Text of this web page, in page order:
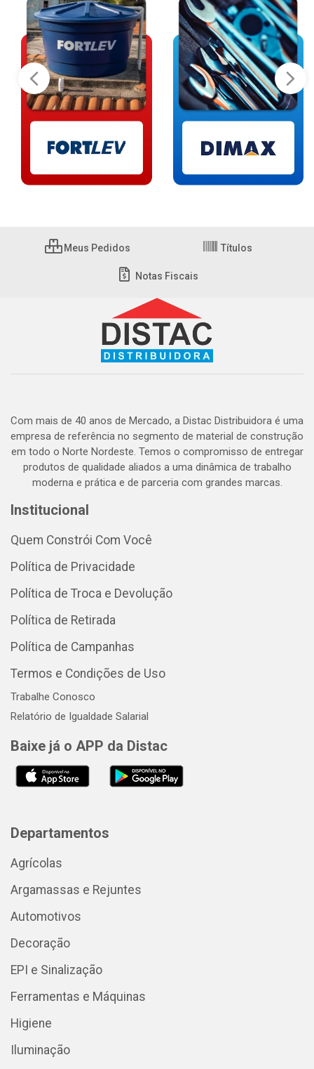
Meus Pedidos Títulos
Notas Fiscais
Com mais de 40 anos de Mercado, a Distac Distribuidora é uma
empresa de referência no segmento de material de construção
em todo o Norte Nordeste. Temos o compromisso de entregar
produtos de qualidade aliados a uma dinâmica de trabalho
moderna e prática e de parceria com grandes marcas.
Institucional
Quem Constrói Com Você
Política de Privacidade
Política de Troca e Devolução
Política de Retirada
Política de Campanhas
Termos e Condições de Uso
Trabalhe Conosco
Relatório de Igualdade Salarial
Baixe já o APP da Distac
Departamentos
Agrícolas
Argamassas e Rejuntes
Automotivos
Decoração
EPI e Sinalização
Ferramentas e Máquinas
Higiene
Iluminação